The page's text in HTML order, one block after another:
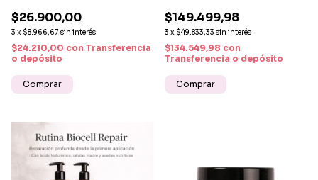
$26.900,00
3 x $8.966,67 sin interés
$24.210,00 con Transferencia
o depósito
MÁSCARA + BIFASE +
SERUM REPARACIÓN
TOTAL
$149.499,98
3 x $49.833,33 sin interés
$134.549,98 con
Transferencia o depósito